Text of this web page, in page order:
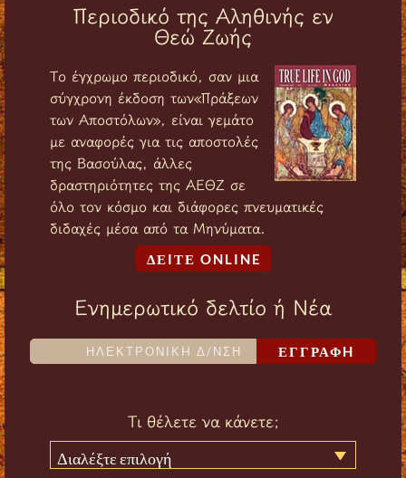
Περιοδικό της Αληθινής εν
Θεώ Ζωής
Tο έγχρωμο περιοδικό, σαν μια
σύγχρονη έκδοση των«Πράξεων
των Αποστόλων», είναι γεμάτο
με αναφορές για τις αποστολές
της Βασούλας, άλλες
δραστηριότητες της ΑΕΘΖ σε
όλο τον κόσμο και διάφορες πνευματικές
διδαχές μέσα από τα Μηνύματα.
ΔΕIΤΕ ONLINE
Ενημερωτικό δελτίο ή Νέα
ΕΓΓΡΑΦH
Τι θέλετε να κάνετε;
Διαλέξτε επιλογή